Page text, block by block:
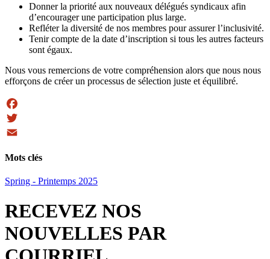
Donner la priorité aux nouveaux délégués syndicaux afin
d’encourager une participation plus large.
Refléter la diversité de nos membres pour assurer l’inclusivité.
Tenir compte de la date d’inscription si tous les autres facteurs
sont égaux.
Nous vous remercions de votre compréhension alors que nous nous
efforçons de créer un processus de sélection juste et équilibré.
Facebook
Twitter
Mots clés
Spring - Printemps 2025
RECEVEZ NOS
NOUVELLES PAR